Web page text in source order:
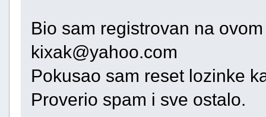
Bio sam registrovan na
kixak@yahoo.com
Pokusao sam reset lozinke
Proverio spam i sve ostalo.